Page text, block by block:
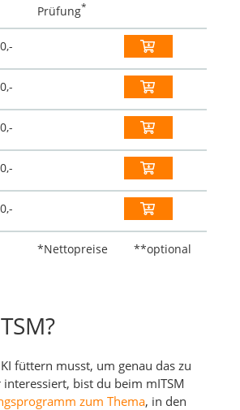
Prüfung*
*Nettopreise **optional
füttern musst, um genau das zu
bist du beim mITSM
zum Thema, in den